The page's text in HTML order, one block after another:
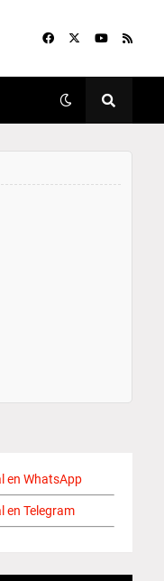
en WhatsApp
en Telegram